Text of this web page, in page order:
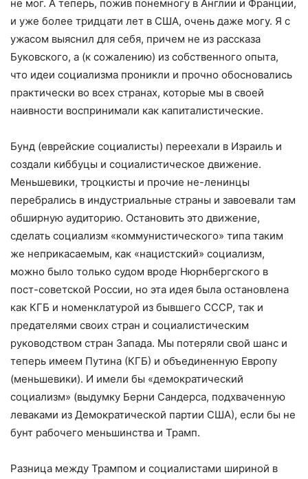
не мог. А теперь, пожив понемногу в Англии и Франции,
и уже более тридцати лет в США, очень даже могу. Я с
ужасом выяснил для себя, причем не из рассказа
Буковского, а (к сожалению) из собственного опыта,
что идеи социализма проникли и прочно обосновались
практически во всех странах, которые мы в своей
наивности воспринимали как капиталистические.
Бунд (еврейские социалисты) переехали в Израиль и
создали киббуцы и социалистическое движение.
Меньшевики, троцкисты и прочие не-ленинцы
перебрались в индустриальные страны и завоевали там
обширную аудиторию. Остановить это движение,
сделать социализм «коммунистического» типа таким
же неприкасаемым, как «нацистский» социализм,
можно было только судом вроде Нюрнбергского в
пост-советской России, но эта идея была остановлена
как КГБ и номенклатурой из бывшего СCСР, так и
предателями своих стран и социалистическим
руководством стран Запада. Мы потеряли свой шанс и
теперь имеем Путина (КГБ) и объединенную Европу
(меньшевики). И имели бы «демократический
социализм» (выдумку Берни Сандерса, подхваченную
леваками из Демократической партии США), если бы не
бунт рабочего меньшинства и Трамп.
Разница между Трампом и социалистами шириной в